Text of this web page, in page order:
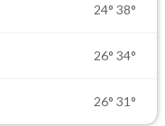
24° 38°
26° 34°
26° 31°